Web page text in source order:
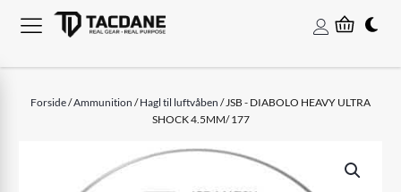
Forside/Ammunition /Hagl til luftvåben / JSB - DIABOLO HEAVY ULTRA
SHOCK 4.5MM/ 177